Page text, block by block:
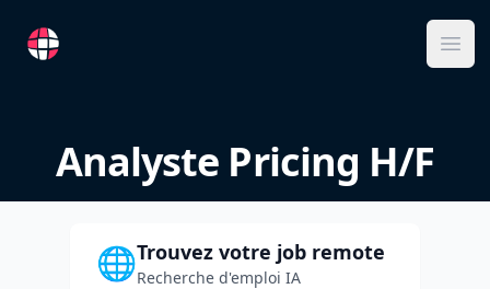
RemoteFR
Analyste Pricing H/F
🌐Trouvez votre job remote
Recherche d'emploi IA